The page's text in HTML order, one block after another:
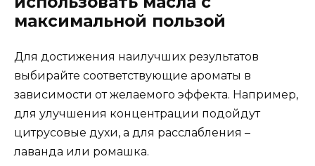
максимальной пользой
Для достижения наилучших результатов
выбирайте соответствующие ароматы в
зависимости от желаемого эффекта. Например,
для улучшения концентрации подойдут
цитрусовые духи, а для расслабления –
лаванда или ромашка.